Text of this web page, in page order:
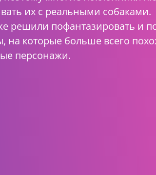
их с реальными собаками.
решили пофантазировать и
на которые больше всего
персонажи.